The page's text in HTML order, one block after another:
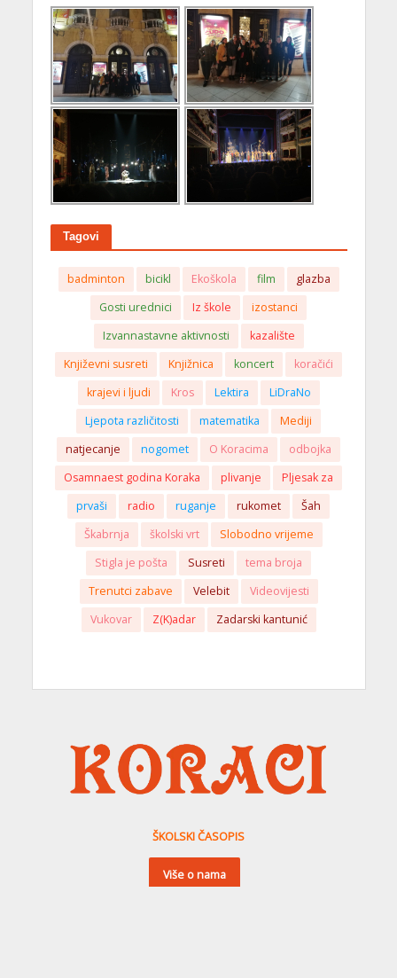
Tagovi
badminton bicikl Ekoškola film
glazba
Gosti urednici
Iz škole
izostanci
Izvannastavne aktivnosti
kazalište
Književni susreti
Knjižnica koncert
koračići
krajevi i ljudi
Kros Lektira
LiDraNo
Ljepota različitosti
matematika
Mediji
natjecanje
nogomet O Koracima
odbojka
Osamnaest godina Koraka
plivanje
Pljesak za
prvaši
radio ruganje rukomet
Šah
Škabrnja
školski vrt
Slobodno vrijeme
Stigla je pošta
Susreti
tema broja
Trenutci zabave
Velebit
Videovijesti
Vukovar
Z(K)adar Zadarski kantunić
ŠKOLSKI ČASOPIS
Više o nama